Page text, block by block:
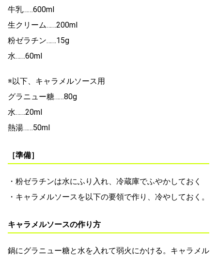
牛乳……600ml
生クリーム……200ml
粉ゼラチン……15g
水……60ml
※以下、キャラメルソース用
グラニュー糖……80g
水……20ml
熱湯……50ml
［準備］
・粉ゼラチンは水にふり入れ、冷蔵庫でふやかしておく
・キャラメルソースを以下の要領で作り、冷やしておく。
キャラメルソースの作り方
鍋にグラニュー糖と水を入れて弱火にかける。キャラメル